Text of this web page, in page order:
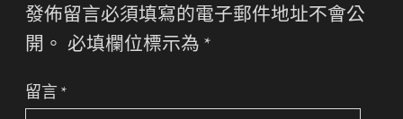
發佈留言必須填寫的電子郵件地址不會公
開。 必填欄位標示為 *
留言 *